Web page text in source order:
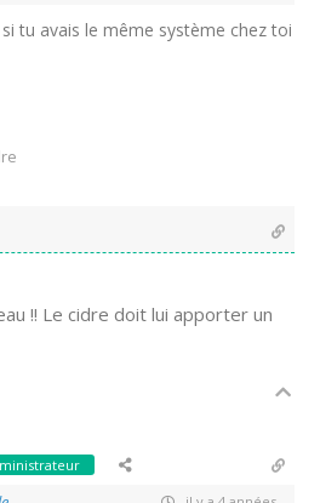
tu avais le même système chez toi
!! Le cidre doit lui apporter un